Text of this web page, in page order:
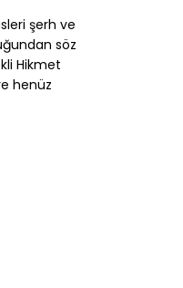
şerh ve
söz
Hikmet
henüz